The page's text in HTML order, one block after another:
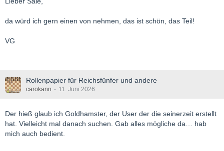
da würd ich gern einen von nehmen, das ist schön, das Teil!
VG
Rollenpapier für Reichsfünfer und andere
carokann 11. Juni 2026
Der hieß glaub ich Goldhamster, der User der die seinerzeit erstellt
hat. Vielleicht mal danach suchen. Gab alles mögliche da… hab
mich auch bedient.